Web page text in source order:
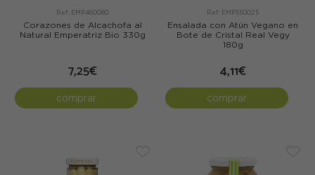
Ref: EMP460080
Corazones de Alcachofa al
Natural Emperatriz Bio 330g
7,25€
comprar
Ref: EMP550025
Ensalada con Atún Vegano en
Bote de Cristal Real Vegy
180g
4,11€
comprar